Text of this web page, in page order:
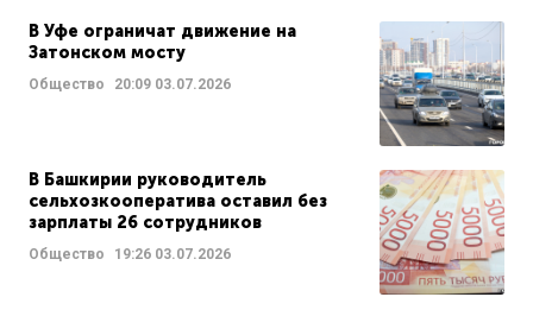
В Уфе ограничат движение на
Затонском мосту
Общество 20:09 03.07.2026
В Башкирии руководитель
сельхозкооператива оставил без
зарплаты 26 сотрудников
Общество 19:26 03.07.2026